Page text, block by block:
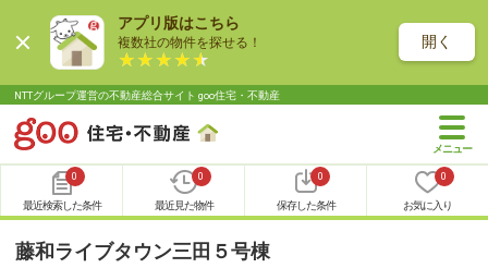
アプリ版はこちら
複数社の物件を探せる！ 開く
NTTグループ運営の不動産総合サイト goo住宅・不動産
0
最近検索した条件
0
最近見た物件
0
保存した条件
0
お気に入り
藤和ライブタウン三田５号棟